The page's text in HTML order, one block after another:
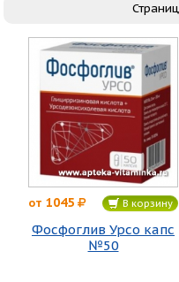
от 1045 В корзину
Фосфоглив Урсо капс
№50